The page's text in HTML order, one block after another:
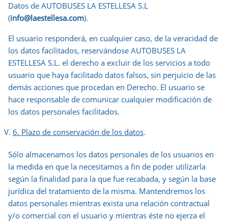
Datos de AUTOBUSES LA ESTELLESA S.L
(info@laestellesa.com).
El usuario responderá, en cualquier caso, de la veracidad de
los datos facilitados, reservándose AUTOBUSES LA
ESTELLESA S.L. el derecho a excluir de los servicios a todo
usuario que haya facilitado datos falsos, sin perjuicio de las
demás acciones que procedan en Derecho. El usuario se
hace responsable de comunicar cualquier modificación de
los datos personales facilitados.
6. Plazo de conservación de los datos.
Sólo almacenamos los datos personales de los usuarios en
la medida en que la necesitamos a fin de poder utilizarla
según la finalidad para la que fue recabada, y según la base
jurídica del tratamiento de la misma. Mantendremos los
datos personales mientras exista una relación contractual
y/o comercial con el usuario y mientras éste no ejerza el